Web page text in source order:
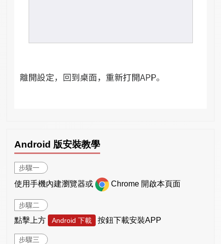
Android 版安裝教學
步驟一
使用手機內建瀏覽器或 Chrome 開啟本頁面
步驟二
點擊上方 Android 下載 按鈕下載安裝APP
步驟三